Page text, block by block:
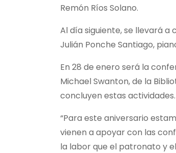
Remón Ríos Solano.
Al día siguiente, se llevará
Julián Ponche Santiago,
En 28 de enero será la
Michael Swanton, de la
concluyen estas actividades.
“Para este aniversario
vienen a apoyar con las
la labor que el patronato y